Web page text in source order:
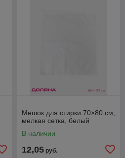
Мешок для стирки 70×80 см,
мелкая сетка, белый
В наличии
12,05 руб.